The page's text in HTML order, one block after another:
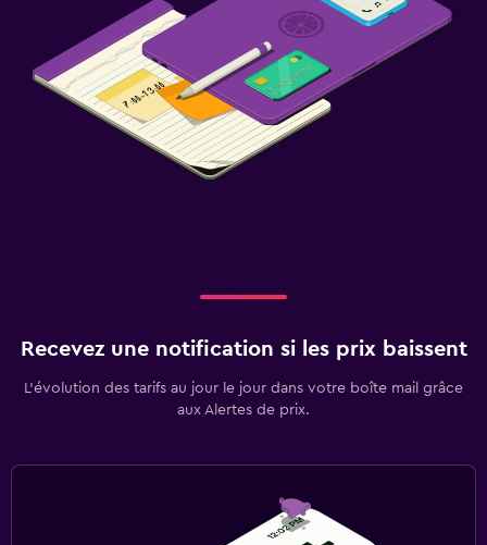
Recevez une notification si les prix baissent
L’évolution des tarifs au jour le jour dans votre boîte mail grâce
aux Alertes de prix.